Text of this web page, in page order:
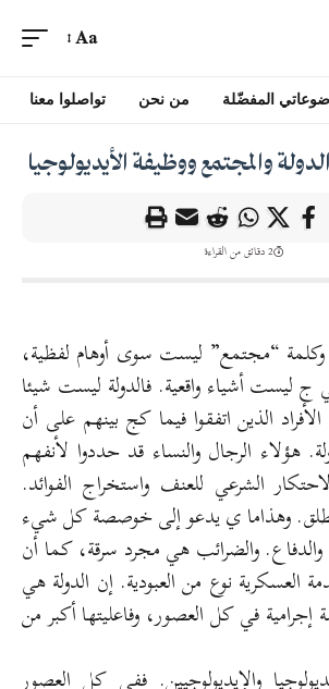
Aa
المفضّلة من نحن تواصلوا معنا
والمجتمع ووظيفة الأيديولوجيا
2 دقائق من القراءة
“مجتمع” ليست سوى أوهام لفظية،
ج ليست أشياء واقعية. فالدولة ليست شيئا
الذين اتفقوا فيما كج بينهم على أن
هؤلاء الرجال والنساء قد حددوا لأنفهم
الشرعي للعنف واستخراج الفوائد.
وهذاما ي يدعو إلى خوصصة كل شيء
والضرائب هي مجرد سرقة، كما أن
العسكرية نوع من العبودية. إن الدولة هي
في كل العصور، وفاعليتها أكبر من
والإيديولوجيين. ففي كل العصور